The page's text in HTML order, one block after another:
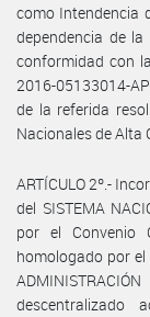
como Intendencia
dependencia de la
conformidad con
2016-05133014-
de la referida
Nacionales de Alta
ARTÍCULO 2º.-
del SISTEMA
por el Convenio
homologado por
descentralizado